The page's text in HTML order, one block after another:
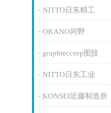
NITTO日东精工
OKANO冈野
graphteccorp图技
NITTO日东工业
KONSEI近藤制造所